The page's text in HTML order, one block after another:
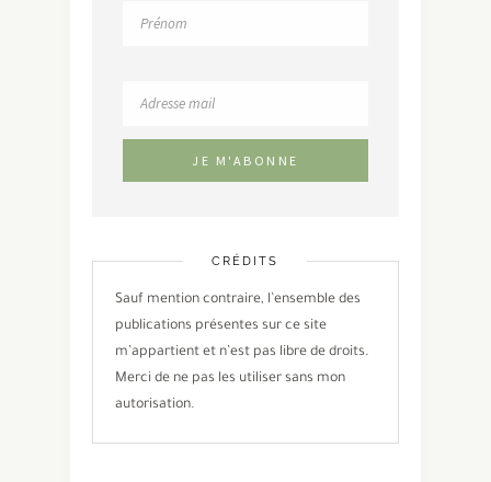
CRÉDITS
Sauf mention contraire, l’ensemble des
publications présentes sur ce site
m’appartient et n’est pas libre de droits.
Merci de ne pas les utiliser sans mon
autorisation.